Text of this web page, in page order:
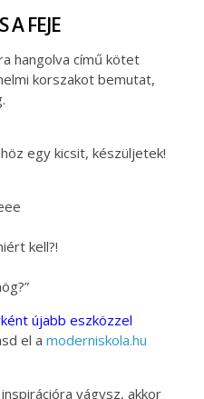
A FEJE
hangolva című kötet
korszakot bemutat,
egy kicsit, készüljetek!
kell?!
újabb eszközzel
el amoderniskola.hu
vágysz, akkor